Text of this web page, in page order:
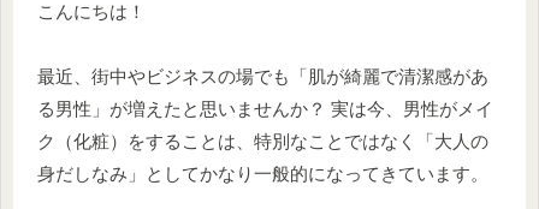
こんにちは！
最近、街中やビジネスの場でも「肌が綺麗で清潔感があ
る男性」が増えたと思いませんか？ 実は今、男性がメイ
ク（化粧）をすることは、特別なことではなく「大人の
身だしなみ」としてかなり一般的になってきています。